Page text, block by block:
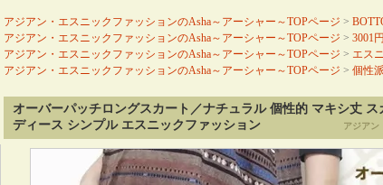
アジアン・エスニックファッションのAsha～アーシャー～TOPページ >
アジアン・エスニックファッションのAsha～アーシャー～TOPページ > 3001
アジアン・エスニックファッションのAsha～アーシャー～TOPページ > エス
アジアン・エスニックファッションのAsha～アーシャー～TOPページ > 個性
オーバーパッチロングスカート／ナチュラル 個性的 マキシ丈
ディース シンプル エスニックファッション
アジアン